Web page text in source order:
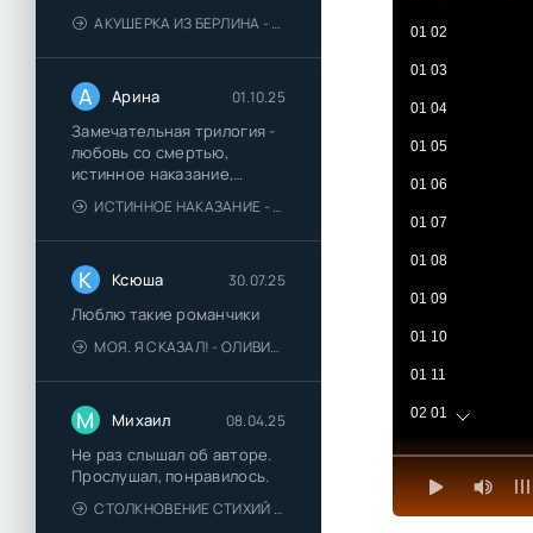
АКУШЕРКА ИЗ БЕРЛИНА - АННА СТЮАРТ
А Арина 01.10.25
Замечательная трилогия -
любовь со смертью,
истинное наказание,
любимая для монстра -
понравились
ИСТИННОЕ НАКАЗАНИЕ - ОЛЬГА ГУСЕЙНОВА
К Ксюша 30.07.25
Люблю такие романчики
МОЯ. Я СКАЗАЛ! - ОЛИВИЯ ЛЕЙК
М Михаил 08.04.25
Не раз слышал об авторе.
Прослушал, понравилось.
СТОЛКНОВЕНИЕ СТИХИЙ - ВАЛЕРИЙ ГУМИНСКИЙ
01 02
01 03
01 04
01 05
01 06
01 07
01 08
01 09
01 10
01 11
02 01
02 02
02 03